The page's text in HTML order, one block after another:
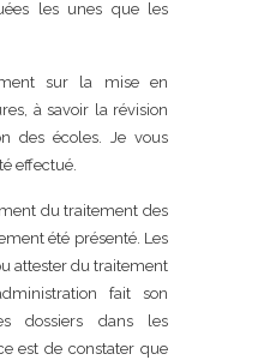
les unes que les
sur la mise en
à savoir la révision
des écoles. Je vous
effectué.
du traitement des
été présenté. Les
attester du traitement
fait son
dossiers dans les
est de constater que